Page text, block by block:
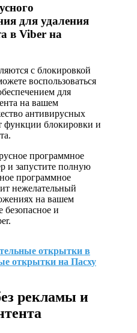
для удаления
в Viber на
с блокировкой
воспользоваться
для
на вашем
антивирусных
функции блокировки и
программное
и запустите полную
программное
нежелательный
на вашем
безопасное и
открытки в
открытки на Пасху
рекламы и